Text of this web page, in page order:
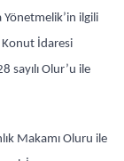
Yönetmelik’in ilgili
Konut İdaresi
sayılı Olur’u ile
Makamı Oluru ile